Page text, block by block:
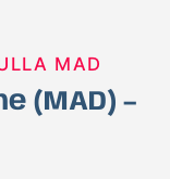
MAD
(MAD) –